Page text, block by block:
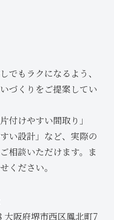
でもラクになるよう、
づくりをご提案してい
付けやすい間取り」
い設計」など、実際の
相談いただけます。ま
ください。
阪府堺市西区鳳北町7